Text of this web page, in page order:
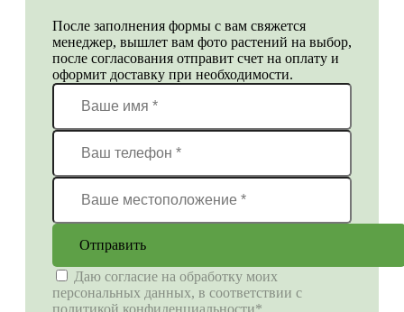
После заполнения формы с вам свяжется
менеджер, вышлет вам фото растений на выбор,
после согласования отправит счет на оплату и
оформит доставку при необходимости.
Отправить
Даю согласие на обработку моих
персональных данных, в соответствии с
политикой конфиденциальности*